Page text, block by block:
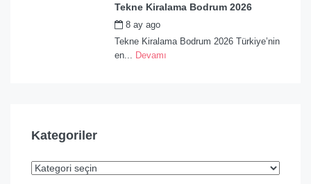
Tekne Kiralama Bodrum 2026
8 ay ago
Tekne Kiralama Bodrum 2026 Türkiye’nin
en... Devamı
Kategoriler